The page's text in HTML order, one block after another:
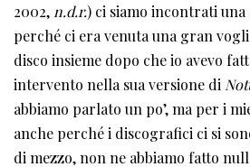
2002, n.d.r.) ci siamo incontrati una
perché ci era venuta una gran
disco insieme dopo che io avevo
intervento nella sua versione di
abbiamo parlato un po’, ma per i
anche perché i discografici ci si
di mezzo, non ne abbiamo fatto